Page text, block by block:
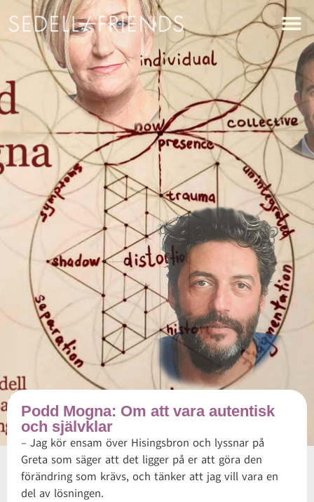
Podd Mogna: Om att vara autentisk
och självklar
– Jag kör ensam över Hisingsbron och lyssnar på
Greta som säger att det ligger på er att göra den
förändring som krävs, och tänker att jag vill vara en
del av lösningen.